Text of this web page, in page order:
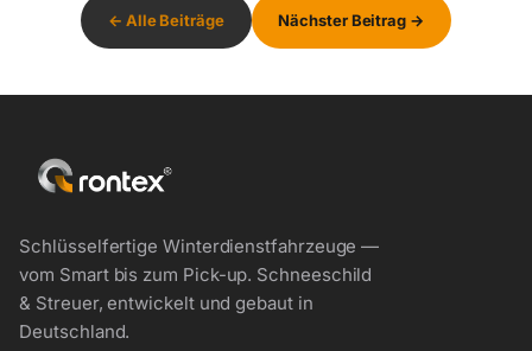
← Alle Beiträge Nächster Beitrag →
Schlüsselfertige Winterdienstfahrzeuge —
vom Smart bis zum Pick-up. Schneeschild
& Streuer, entwickelt und gebaut in
Deutschland.